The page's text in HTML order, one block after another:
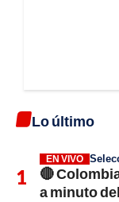
Lo último
EN VIVO
🔴
a minuto